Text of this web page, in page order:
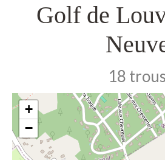
Golf de
18 trous
+
−